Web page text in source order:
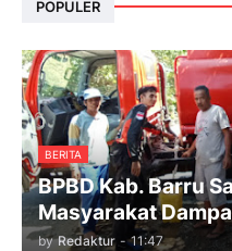
POPULER
BERITA
BPBD Kab. Barru
Masyarakat
by Redaktur - 11:47